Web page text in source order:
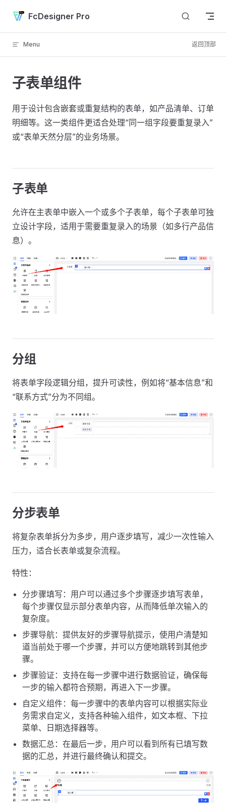
Skip to content
FcDesigner Pro
Menu 返回顶部
子表单组件
用于设计包含嵌套或重复结构的表单，如产品清单、订单
明细等。这一类组件更适合处理“同一组字段要重复录入”
或“表单天然分层”的业务场景。
子表单
允许在主表单中嵌入一个或多个子表单，每个子表单可独
立设计字段，适用于需要重复录入的场景（如多行产品信
息）。
分组
将表单字段逻辑分组，提升可读性，例如将“基本信息”和
“联系方式”分为不同组。
分步表单
将复杂表单拆分为多步，用户逐步填写，减少一次性输入
压力，适合长表单或复杂流程。
特性：
分步骤填写：用户可以通过多个步骤逐步填写表单，
每个步骤仅显示部分表单内容，从而降低单次输入的
复杂度。
步骤导航：提供友好的步骤导航提示，使用户清楚知
道当前处于哪一个步骤，并可以方便地跳转到其他步
骤。
步骤验证：支持在每一步骤中进行数据验证，确保每
一步的输入都符合预期，再进入下一步骤。
自定义组件：每一步骤中的表单内容可以根据实际业
务需求自定义，支持各种输入组件，如文本框、下拉
菜单、日期选择器等。
数据汇总：在最后一步，用户可以看到所有已填写数
据的汇总，并进行最终确认和提交。